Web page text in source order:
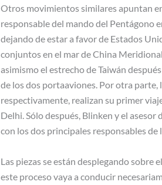
Otros movimientos similares apuntan
responsable del mando del Pentágono
dejando de estar a favor de Estados
conjuntos en el mar de China
asimismo el estrecho de Taiwán
de los dos portaaviones. Por otra
respectivamente, realizan su primer
Delhi. Sólo después, Blinken y el
con los dos principales responsables de
Las piezas se están desplegando sobre
este proceso vaya a conducir